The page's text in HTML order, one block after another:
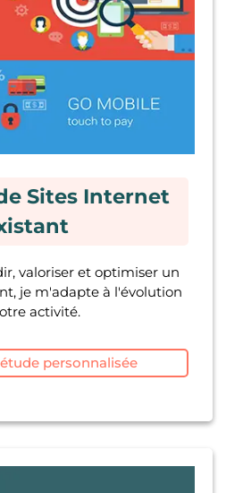
Sites Internet
personnalisée
valoriser et optimiser un
je m'adapte à l'évolution
activité.